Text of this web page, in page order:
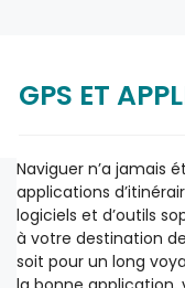
GPS ET
Naviguer n’a jamais
applications
logiciels et d’outils
à votre destination
soit pour un long